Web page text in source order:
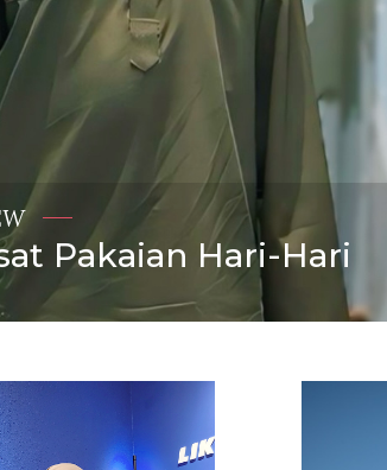
Pakaian Hari-Hari